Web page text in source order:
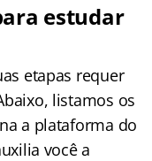
estudar
etapas requer
listamos os
a plataforma do
você a